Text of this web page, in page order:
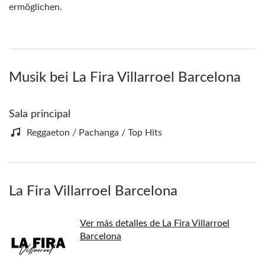
ermöglichen.
Musik bei La Fira Villarroel Barcelona
Sala principal
Reggaeton / Pachanga / Top Hits
La Fira Villarroel Barcelona
Ver más detalles de La Fira Villarroel
Barcelona